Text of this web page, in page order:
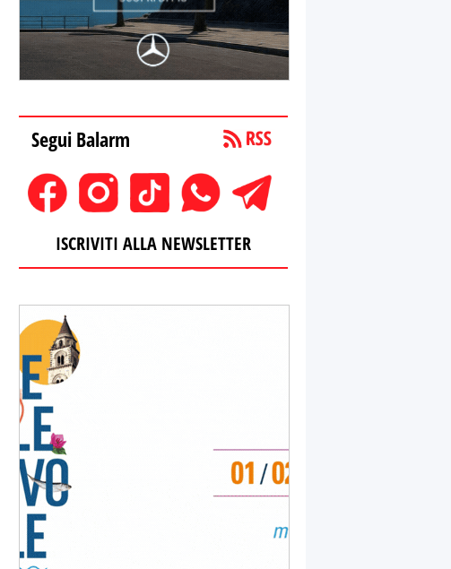
Segui Balarm
ISCRIVITI ALLA NEWSLETTER